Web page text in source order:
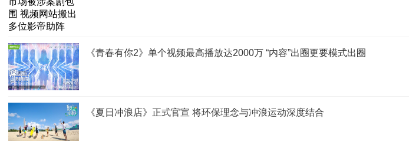
《青春有你2》单个视频最高播放达2000万 “内容”出圈更要模式出圈
《夏日冲浪店》正式官宣 将环保理念与冲浪运动深度结合